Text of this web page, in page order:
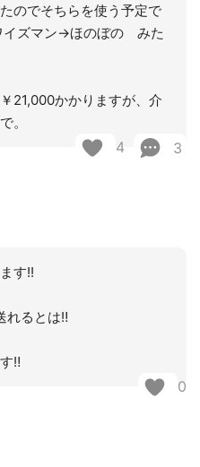
のでそちらを使う予定で
ズマン→ほのぼの みた
21,000かかりますが、介
。
4 3
す!!
れるとは‼︎
‼︎
0